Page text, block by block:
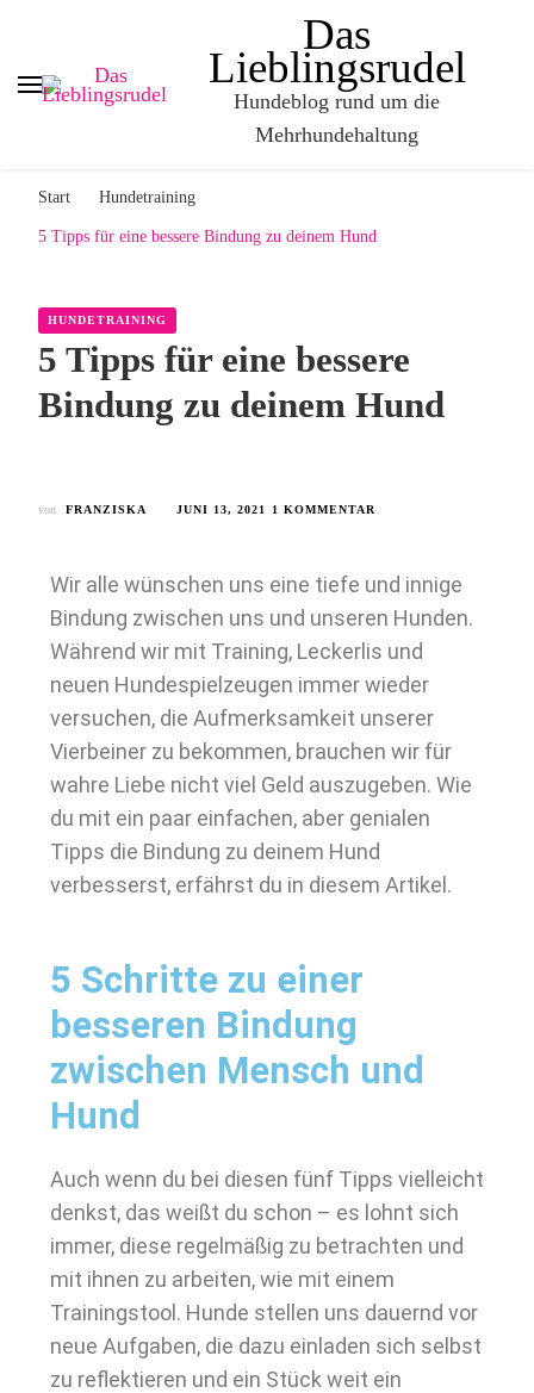
Das
Lieblingsrudel
Hundeblog rund um die
Mehrhundehaltung
Start Hundetraining
5 Tipps für eine bessere Bindung zu deinem Hund
HUNDETRAINING
5 Tipps für eine bessere
Bindung zu deinem Hund
von FRANZISKA JUNI 13, 2021 1 KOMMENTAR
Wir alle wünschen uns eine tiefe und innige
Bindung zwischen uns und unseren Hunden.
Während wir mit Training, Leckerlis und
neuen Hundespielzeugen immer wieder
versuchen, die Aufmerksamkeit unserer
Vierbeiner zu bekommen, brauchen wir für
wahre Liebe nicht viel Geld auszugeben. Wie
du mit ein paar einfachen, aber genialen
Tipps die Bindung zu deinem Hund
verbesserst, erfährst du in diesem Artikel.
5 Schritte zu einer
besseren Bindung
zwischen Mensch und
Hund
Auch wenn du bei diesen fünf Tipps vielleicht
denkst, das weißt du schon – es lohnt sich
immer, diese regelmäßig zu betrachten und
mit ihnen zu arbeiten, wie mit einem
Trainingstool. Hunde stellen uns dauernd vor
neue Aufgaben, die dazu einladen sich selbst
zu reflektieren und ein Stück weit ein